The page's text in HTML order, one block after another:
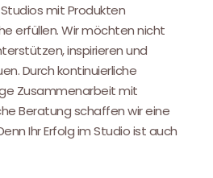
mit Produkten
erfüllen. Wir möchten nicht
inspirieren und
Durch kontinuierliche
Zusammenarbeit mit
Beratung schaffen wir eine
Ihr Erfolg im Studio ist auch